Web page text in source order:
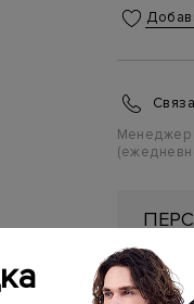
Менеджер